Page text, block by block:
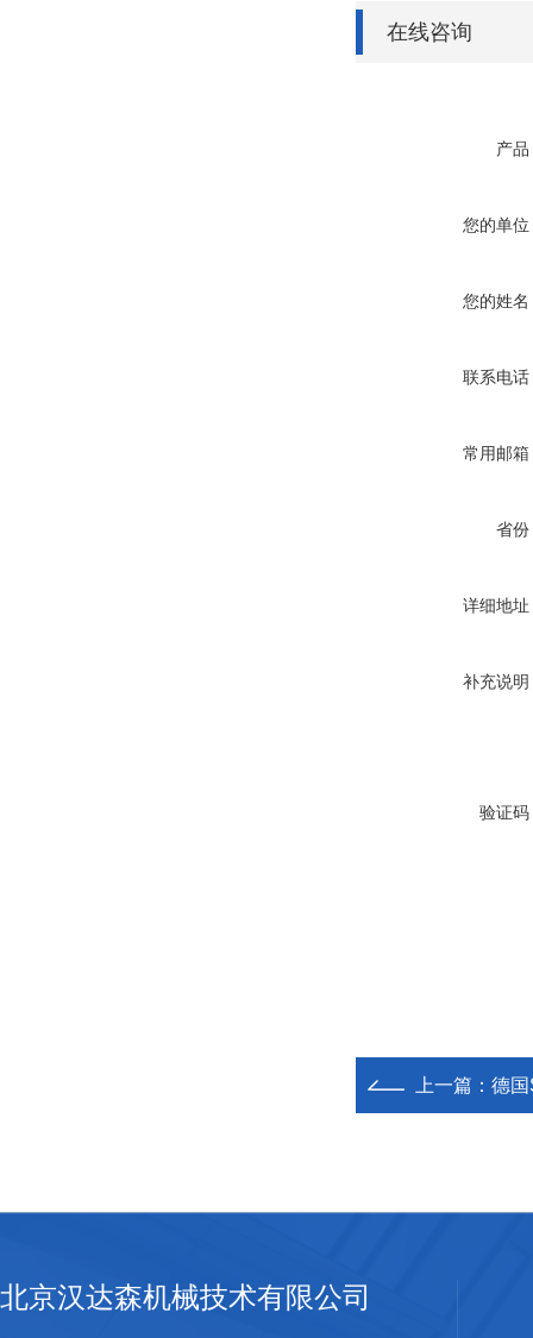
在线咨询
产品
您的单位
您的姓名
联系电话
常用邮箱
省份
详细地址
补充说明
验证码
上一篇： 德
北京汉达森机械技术有限公司